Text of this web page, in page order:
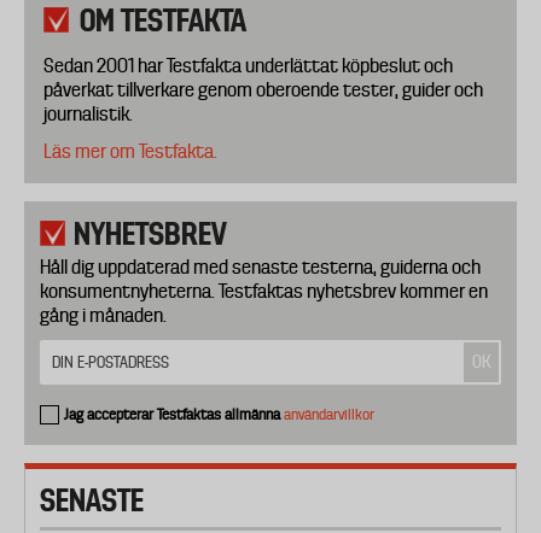
OM TESTFAKTA
Sedan 2001 har Testfakta underlättat köpbeslut och
påverkat tillverkare genom oberoende tester, guider och
journalistik.
Läs mer om Testfakta.
NYHETSBREV
Håll dig uppdaterad med senaste testerna, guiderna och
konsumentnyheterna. Testfaktas nyhetsbrev kommer en
gång i månaden.
Jag accepterar Testfaktas allmännaanvändarvillkor
SENASTE